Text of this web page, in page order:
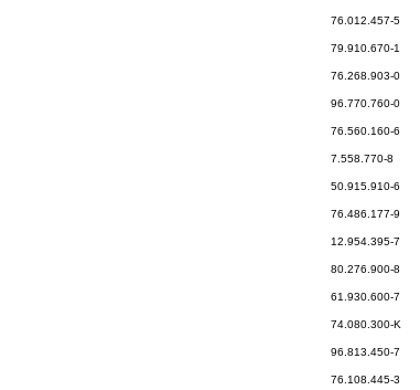
76.012.457-5
79.910.670-1
76.268.903-0
96.770.760-0
76.560.160-6
7.558.770-8
50.915.910-6
76.486.177-9
12.954.395-7
80.276.900-8
61.930.600-7
74.080.300-K
96.813.450-7
76.108.445-3